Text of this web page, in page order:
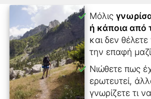
Μόλις
ή κάποια από
και δεν
την επαφή
Νιώθετε πως
ερωτευτεί,
γνωρίζετε τι